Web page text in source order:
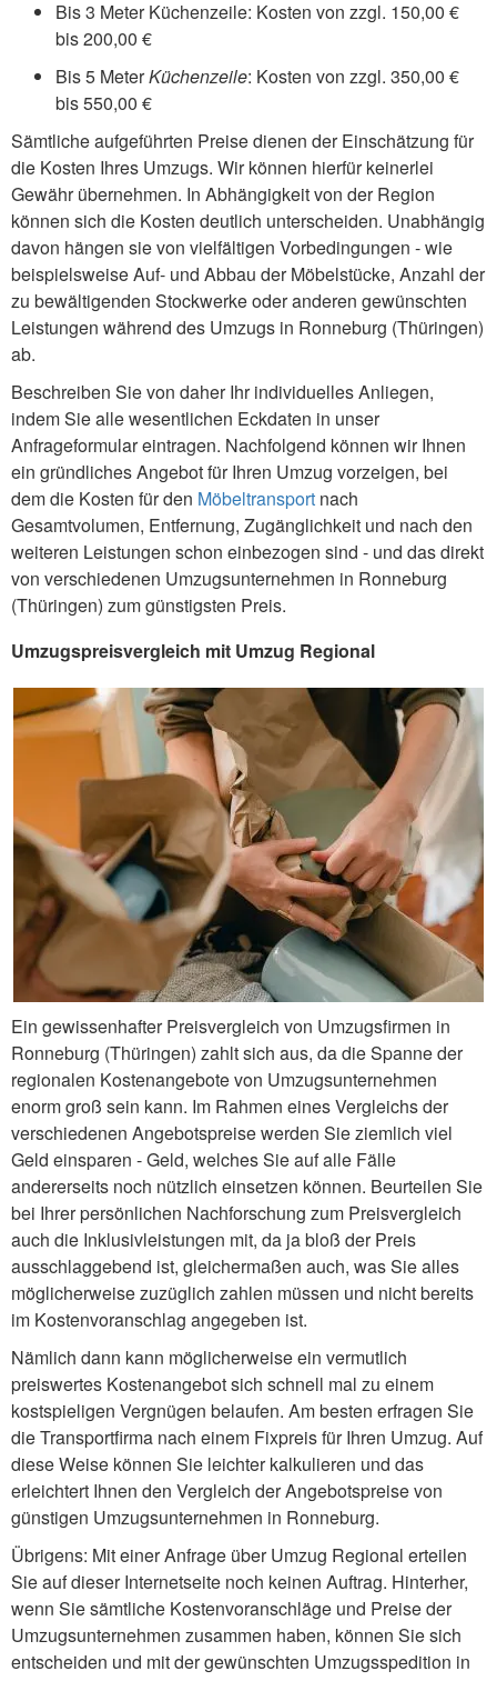
Bis 3 Meter Küchenzeile: Kosten von zzgl. 150,00 €
bis 200,00 €
Bis 5 MeterKüchenzeile: Kosten von zzgl. 350,00 €
bis 550,00 €
Sämtliche aufgeführten Preise dienen der Einschätzung für
die Kosten Ihres Umzugs. Wir können hierfür keinerlei
Gewähr übernehmen. In Abhängigkeit von der Region
können sich die Kosten deutlich unterscheiden. Unabhängig
davon hängen sie von vielfältigen Vorbedingungen - wie
beispielsweise Auf- und Abbau der Möbelstücke, Anzahl der
zu bewältigenden Stockwerke oder anderen gewünschten
Leistungen während des Umzugs in Ronneburg (Thüringen)
ab.
Beschreiben Sie von daher Ihr individuelles Anliegen,
indem Sie alle wesentlichen Eckdaten in unser
Anfrageformular eintragen. Nachfolgend können wir Ihnen
ein gründliches Angebot für Ihren Umzug vorzeigen, bei
dem die Kosten für den Möbeltransport nach
Gesamtvolumen, Entfernung, Zugänglichkeit und nach den
weiteren Leistungen schon einbezogen sind - und das direkt
von verschiedenen Umzugsunternehmen in Ronneburg
(Thüringen) zum günstigsten Preis.
Umzugspreisvergleich mit Umzug Regional
Ein gewissenhafter Preisvergleich von Umzugsfirmen in
Ronneburg (Thüringen) zahlt sich aus, da die Spanne der
regionalen Kostenangebote von Umzugsunternehmen
enorm groß sein kann. Im Rahmen eines Vergleichs der
verschiedenen Angebotspreise werden Sie ziemlich viel
Geld einsparen - Geld, welches Sie auf alle Fälle
andererseits noch nützlich einsetzen können. Beurteilen Sie
bei Ihrer persönlichen Nachforschung zum Preisvergleich
auch die Inklusivleistungen mit, da ja bloß der Preis
ausschlaggebend ist, gleichermaßen auch, was Sie alles
möglicherweise zuzüglich zahlen müssen und nicht bereits
im Kostenvoranschlag angegeben ist.
Nämlich dann kann möglicherweise ein vermutlich
preiswertes Kostenangebot sich schnell mal zu einem
kostspieligen Vergnügen belaufen. Am besten erfragen Sie
die Transportfirma nach einem Fixpreis für Ihren Umzug. Auf
diese Weise können Sie leichter kalkulieren und das
erleichtert Ihnen den Vergleich der Angebotspreise von
günstigen Umzugsunternehmen in Ronneburg.
Übrigens: Mit einer Anfrage über Umzug Regional erteilen
Sie auf dieser Internetseite noch keinen Auftrag. Hinterher,
wenn Sie sämtliche Kostenvoranschläge und Preise der
Umzugsunternehmen zusammen haben, können Sie sich
entscheiden und mit der gewünschten Umzugsspedition in